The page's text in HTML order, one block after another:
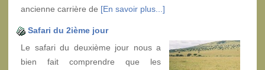
ancienne carrière de [En savoir plus...]
Safari du 2ième jour
Le safari du deuxième jour nous a
bien fait comprendre que les